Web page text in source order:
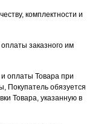
комплектности и
заказного им
оплаты Товара при
Покупатель обязуется
Товара, указанную в